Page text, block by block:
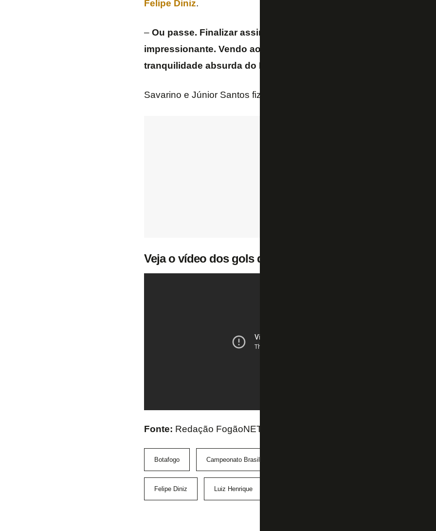
Felipe Diniz.
– Ou passe. Finalizar assim não lembro. Esse segundo gol é
impressionante. Vendo ao vivo, achei que era algum tipo de
tranquilidade absurda do Luiz Henrique
Savarino e Júnior Santos fizerem os outros belos gols do líder do
Veja o vídeo dos gols do Botafogo abaixo:
Fonte: Redação FogãoNET e SporTV
Botafogo Campeonato Brasileiro
Felipe Diniz Luiz Henrique